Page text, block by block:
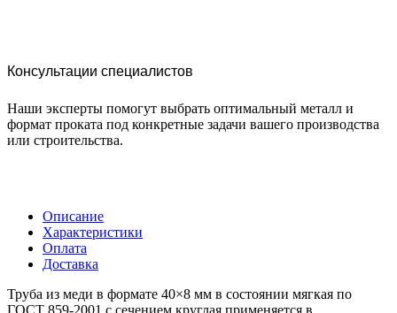
Консультации специалистов
Наши эксперты помогут выбрать оптимальный металл и
формат проката под конкретные задачи вашего производства
или строительства.
Описание
Характеристики
Оплата
Доставка
Труба из меди в формате 40×8 мм в состоянии мягкая по
ГОСТ 859-2001 с сечением круглая применяется в